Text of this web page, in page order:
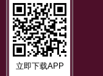
立即下载APP